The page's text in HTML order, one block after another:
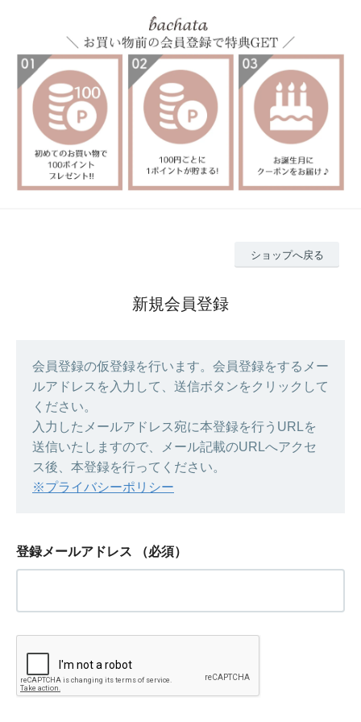
ショップへ戻る
新規会員登録
会員登録の仮登録を行います。会員登録をするメー
ルアドレスを入力して、送信ボタンをクリックして
ください。
入力したメールアドレス宛に本登録を行うURLを
送信いたしますので、メール記載のURLへアクセ
ス後、本登録を行ってください。
※プライバシーポリシー
登録メールアドレス （必須）